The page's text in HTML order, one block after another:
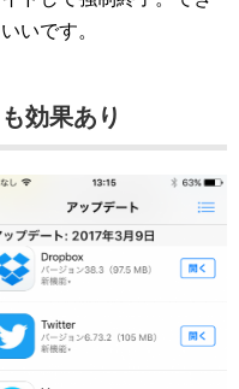
いです。
効果あり